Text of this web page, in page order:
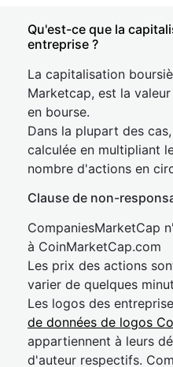
Qu'est-ce que la
entreprise ?
La capitalisation
Marketcap, est la
en bourse.
Dans la plupart des
calculée en multipliant
nombre d'actions en
Clause de non-
CompaniesMarketCap
à CoinMarketCap.com
Les prix des actions
varier de quelques
Les logos des
de données de logos
appartiennent à leurs
d'auteur respectifs.